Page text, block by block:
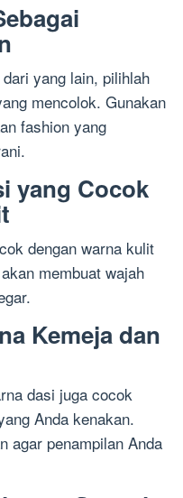
yang lain, pilihlah
mencolok. Gunakan
fashion yang
yang Cocok
dengan warna kulit
membuat wajah
Kemeja dan
dasi juga cocok
Anda kenakan.
agar penampilan Anda